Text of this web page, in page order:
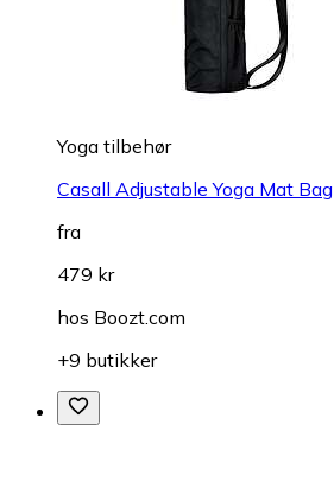
Yoga tilbehør
Casall Adjustable Yoga Mat Bag
fra
479 kr
hos Boozt.com
+9 butikker